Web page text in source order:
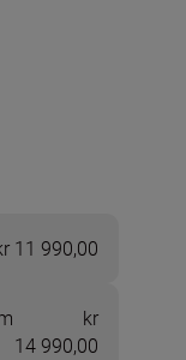
11 990,00
kr
14 990,00